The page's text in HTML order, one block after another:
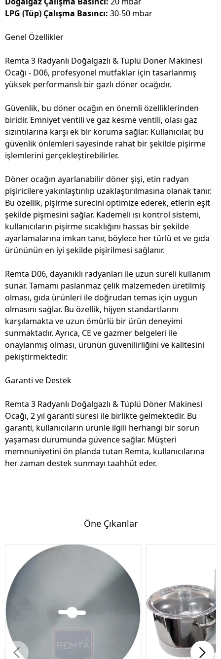
LPG (Tüp) Çalışma Basıncı: 30-50 mbar
Genel Özellikler
Remta 3 Radyanlı Doğalgazlı & Tüplü Döner Makinesi
Ocağı - D06, profesyonel mutfaklar için tasarlanmış
yüksek performanslı bir gazlı döner ocağıdır.
Güvenlik, bu döner ocağın en önemli özelliklerinden
biridir. Emniyet ventili ve gaz kesme ventili, olası gaz
sızıntılarına karşı ek bir koruma sağlar. Kullanıcılar, bu
güvenlik önlemleri sayesinde rahat bir şekilde pişirme
işlemlerini gerçekleştirebilirler.
Döner ocağın ayarlanabilir döner şişi, etin radyan
pişiricilere yakınlaştırılıp uzaklaştırılmasına olanak tanır.
Bu özellik, pişirme sürecini optimize ederek, etlerin eşit
şekilde pişmesini sağlar. Kademeli ısı kontrol sistemi,
kullanıcıların pişirme sıcaklığını hassas bir şekilde
ayarlamalarına imkan tanır, böylece her türlü et ve gıda
ürününün en iyi şekilde pişirilmesi sağlanır.
Remta D06, dayanıklı radyanları ile uzun süreli kullanım
sunar. Tamamı paslanmaz çelik malzemeden üretilmiş
olması, gıda ürünleri ile doğrudan temas için uygun
olmasını sağlar. Bu özellik, hijyen standartlarını
karşılamakta ve uzun ömürlü bir ürün deneyimi
sunmaktadır. Ayrıca, CE ve gazmer belgeleri ile
onaylanmış olması, ürünün güvenilirliğini ve kalitesini
pekiştirmektedir.
Garanti ve Destek
Remta 3 Radyanlı Doğalgazlı & Tüplü Döner Makinesi
Ocağı, 2 yıl garanti süresi ile birlikte gelmektedir. Bu
garanti, kullanıcıların ürünle ilgili herhangi bir sorun
yaşaması durumunda güvence sağlar. Müşteri
memnuniyetini ön planda tutan Remta, kullanıcılarına
her zaman destek sunmayı taahhüt eder.
Öne Çıkanlar